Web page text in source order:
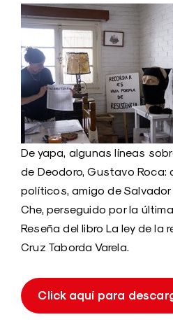
De yapa, algunas líneas
de Deodoro, Gustavo Roca:
políticos, amigo de Salvador
Che, perseguido por la
Reseña del libro La ley de la
Cruz Taborda Varela.
Click aquí para